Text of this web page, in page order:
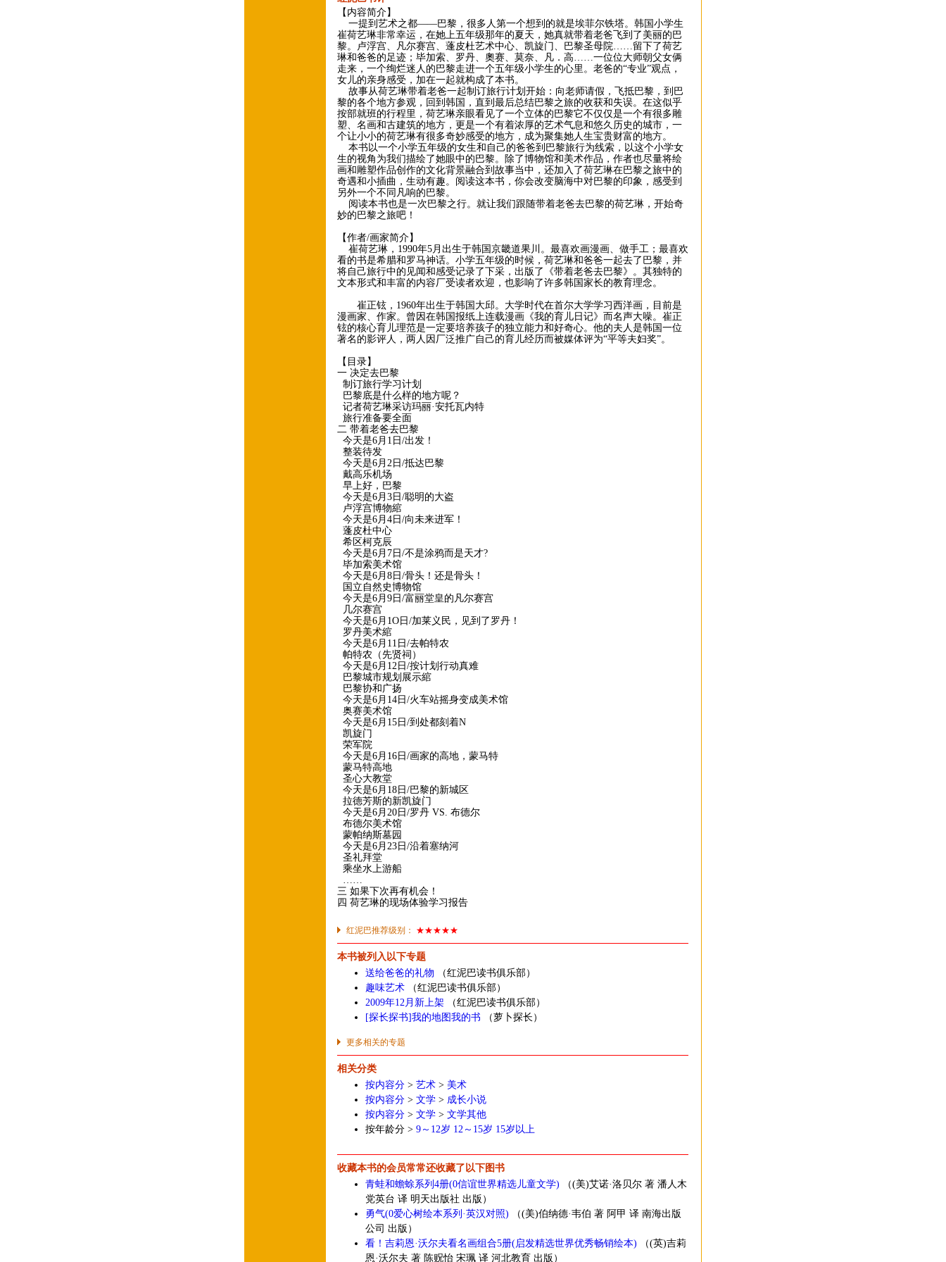
【内容简介】
一提到艺术之都——巴黎，很多人第一个想到的就是埃菲尔铁塔。韩国小学生
崔荷艺琳非常幸运，在她上五年级那年的夏天，她真就带着老爸飞到了美丽的巴
黎。卢浮宫、凡尔赛宫、蓬皮杜艺术中心、凯旋门、巴黎圣母院……留下了荷艺
琳和爸爸的足迹；毕加索、罗丹、奧赛、莫奈、凡．高……一位位大师朝父女俩
走来，一个绚烂迷人的巴黎走进一个五年级小学生的心里。老爸的“专业”观点，
女儿的亲身感受，加在一起就构成了本书。
故事从荷艺琳带着老爸一起制订旅行计划开始：向老师请假，飞抵巴黎，到巴
黎的各个地方参观，回到韩国，直到最后总结巴黎之旅的收获和失误。在这似乎
按部就班的行程里，荷艺琳亲眼看见了一个立体的巴黎它不仅仅是一个有很多雕
塑、名画和古建筑的地方，更是一个有着浓厚的艺术气息和悠久历史的城市，一
个让小小的荷艺琳有很多奇妙感受的地方，成为聚集她人生宝贵财富的地方。
本书以一个小学五年级的女生和自己的爸爸到巴黎旅行为线索，以这个小学女
生的视角为我们描绘了她眼中的巴黎。除了博物馆和美术作品，作者也尽量将绘
画和雕塑作品创作的文化背景融合到故事当中，还加入了荷艺琳在巴黎之旅中的
奇遇和小插曲，生动有趣。阅读这本书，你会改变脑海中对巴黎的印象，感受到
另外一个不同凡响的巴黎。
阅读本书也是一次巴黎之行。就让我们跟随带着老爸去巴黎的荷艺琳，开始奇
妙的巴黎之旅吧！
【作者/画家简介】
崔荷艺琳，1990年5月出生于韩国京畿道果川。最喜欢画漫画、做手工；最喜欢
看的书是希腊和罗马神话。小学五年级的时候，荷艺琳和爸爸一起去了巴黎，并
将自己旅行中的见闻和感受记录了下采，出版了《带着老爸去巴黎》。其独特的
文本形式和丰富的内容厂受读者欢迎，也影响了许多韩国家长的教育理念。
崔正铉，1960年出生于韩国大邱。大学时代在首尔大学学习西洋画，目前是
漫画家、作家。曾因在韩国报纸上连载漫画《我的育儿日记》而名声大噪。崔正
铉的核心育儿理范是一定要培养孩子的独立能力和好奇心。他的夫人是韩国一位
著名的影评人，两人因厂泛推广自己的育儿经历而被媒体评为“平等夫妇奖”。
【目录】
一 决定去巴黎
制订旅行学习计划
巴黎底是什么样的地方呢？
记者荷艺琳采访玛丽·安托瓦内特
旅行准备要全面
二 带着老爸去巴黎
今天是6月1日/出发！
整装待发
今天是6月2日/抵达巴黎
戴高乐机场
早上好，巴黎
今天是6月3日/聪明的大盗
卢浮宫博物綰
今天是6月4日/向未来进军！
蓬皮杜中心
希区柯克辰
今天是6月7日/不是涂鸦而是天才?
毕加索美术馆
今天是6月8日/骨头！还是骨头！
国立自然史博物馆
今天是6月9日/富丽堂皇的凡尔赛宫
几尔赛宫
今天是6月1O日/加莱义民，见到了罗丹！
罗丹美术綰
今天是6月11日/去帕特农
帕特农（先贤祠）
今天是6月12日/按计划行动真难
巴黎城市规划展示綰
巴黎协和广扬
今天是6月14日/火车站摇身变成美术馆
奥赛美术馆
今天是6月15日/到处都刻着N
凯旋门
荣军院
今天是6月16日/画家的高地，蒙马特
蒙马特高地
圣心大教堂
今天是6月18日/巴黎的新城区
拉德芳斯的新凯旋门
今天是6月20日/罗丹 VS. 布德尔
布德尔美术馆
蒙帕纳斯墓园
今天是6月23日/沿着塞纳河
圣礼拜堂
乘坐水上游船
……
三 如果下次再有机会！
四 荷艺琳的现场体验学习报告
红泥巴推荐级别： ★★★★★
本书被列入以下专题
送给爸爸的礼物 （红泥巴读书俱乐部）
趣味艺术 （红泥巴读书俱乐部）
2009年12月新上架 （红泥巴读书俱乐部）
[探长探书]我的地图我的书 （萝卜探长）
更多相关的专题
相关分类
按内容分 > 艺术 > 美术
按内容分 > 文学 > 成长小说
按内容分 > 文学 > 文学其他
按年龄分 > 9～12岁 12～15岁 15岁以上
收藏本书的会员常常还收藏了以下图书
青蛙和蟾蜍系列4册(0信谊世界精选儿童文学) （(美)艾诺·洛贝尔 著 潘人木
党英台 译 明天出版社 出版）
勇气(0爱心树绘本系列·英汉对照) （(美)伯纳德·韦伯 著 阿甲 译 南海出版
公司 出版）
看！吉莉恩·沃尔夫看名画组合5册(启发精选世界优秀畅销绘本) （(英)吉莉
恩·沃尔夫 著 陈贶怡 宋珮 译 河北教育 出版）